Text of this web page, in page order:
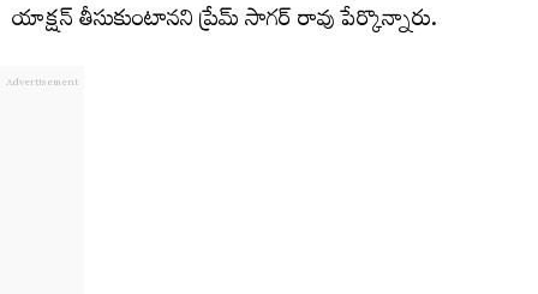
యాక్షన్ తీసుకుంటానని ప్రేమ్ సాగర్ రావు పేర్కొన్నారు.